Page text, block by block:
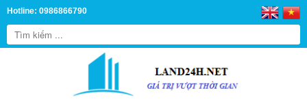
Hotline: 0986866790